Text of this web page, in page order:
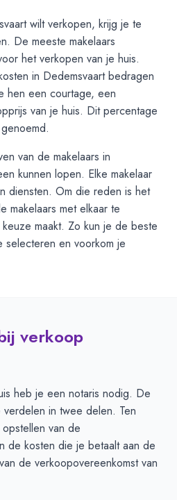
wilt verkopen, krijg je te
De meeste makelaars
het verkopen van je huis.
in Dedemsvaart bedragen
hen een courtage, een
van je huis. Dit percentage
genoemd.
van de makelaars in
kunnen lopen. Elke makelaar
diensten. Om die reden is het
makelaars met elkaar te
maakt. Zo kun je de beste
selecteren en voorkom je
verkoop
heb je een notaris nodig. De
in twee delen. Ten
van de
de kosten die je betaalt aan de
de verkoopovereenkomst van